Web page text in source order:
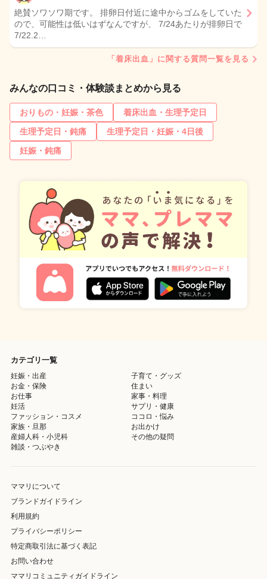
絶賛ソワソワ期です。 排卵日付近に途中からゴムをしていた
ので、可能性は低いはずなんですが、 7/24あたりが排卵日で
7/22.2…
「着床出血」に関する質問一覧を見る
みんなの口コミ・体験談まとめから見る
おりもの・妊娠・茶色
着床出血・生理予定日
生理予定日・鈍痛
生理予定日・妊娠・4日後
妊娠・鈍痛
カテゴリ一覧
妊娠・出産
子育て・グッズ
お金・保険
住まい
お仕事
家事・料理
妊活
サプリ・健康
ファッション・コスメ
ココロ・悩み
家族・旦那
お出かけ
産婦人科・小児科
その他の疑問
雑談・つぶやき
ママリについて
ブランドガイドライン
利用規約
プライバシーポリシー
特定商取引法に基づく表記
お問い合わせ
ママリコミュニティガイドライン